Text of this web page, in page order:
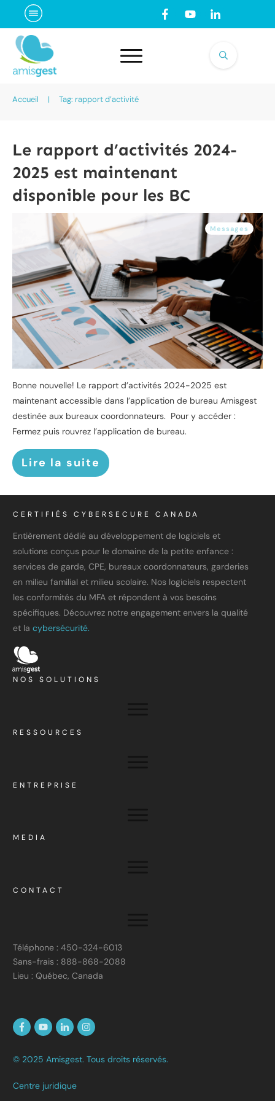
Accueil | Tag: rapport d’activité
Le rapport d’activités 2024-
2025 est maintenant
disponible pour les BC
Messages
Bonne nouvelle! Le rapport d’activités 2024-2025 est
maintenant accessible dans l’application de bureau Amisgest
destinée aux bureaux coordonnateurs. Pour y accéder :
Fermez puis rouvrez l’application de bureau.
Lire la suite
CERTIFIÉS CYBERSECURE CANADA
Entièrement dédié au développement de logiciels et
solutions conçus pour le domaine de la petite enfance :
services de garde, CPE, bureaux coordonnateurs, garderies
en milieu familial et milieu scolaire. Nos logiciels respectent
les conformités du MFA et répondent à vos besoins
spécifiques. Découvrez notre engagement envers la qualité
et la cybersécurité.
NOS SOLUTIONS
RESSOURCES
ENTREPRISE
MEDIA
CONTACT
Téléphone : 450-324-6013
Sans-frais : 888-868-2088
Lieu : Québec, Canada
© 2025 Amisgest. Tous droits réservés.
Centre juridique